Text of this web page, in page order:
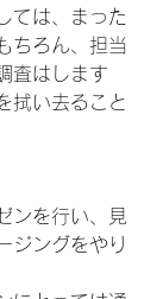
ては、まった
ちろん、担当
査はします
拭い去ること
ンを行い、見
ジングをやり